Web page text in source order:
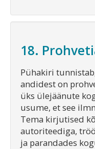
18.
Pühakiri
andidest on
üks ülejäänute
usume, et see
Tema kirjutised
autoriteediga,
ja parandades